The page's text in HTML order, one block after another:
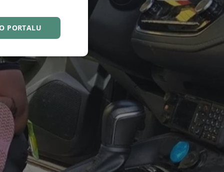
PORTALU
użytkownika i